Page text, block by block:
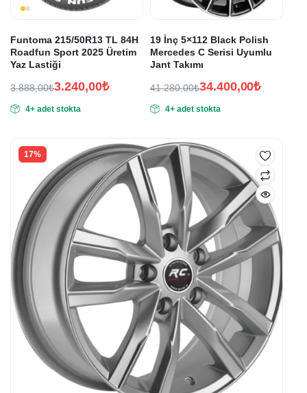
Funtoma 215/50R13 TL 84H
Roadfun Sport 2025 Üretim
Yaz Lastiği
3.888,00₺
fiyat:
3.240,00₺
andaki
3.240,00₺.
4+ adet stokta
19 İnç 5×112 Black Polish
Mercedes C Serisi Uyumlu
Jant Takımı
41.280,00₺
fiyat:
34.400,00₺
andaki
34.400,00₺.
4+ adet stokta
17%